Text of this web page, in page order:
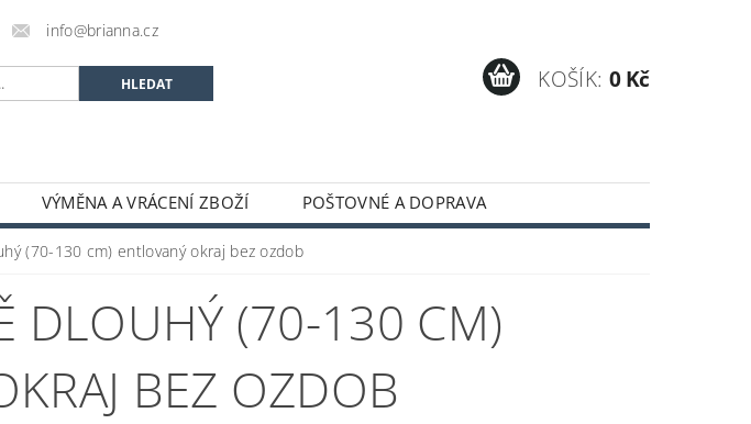
info@brianna.cz
KOŠÍK: 0 Kč
VÝMĚNA A VRÁCENÍ ZBOŽÍ
POŠTOVNÉ A DOPRAVA
(70-130 cm) entlovaný okraj bez ozdob
DLOUHÝ (70-130 CM)
BEZ OZDOB